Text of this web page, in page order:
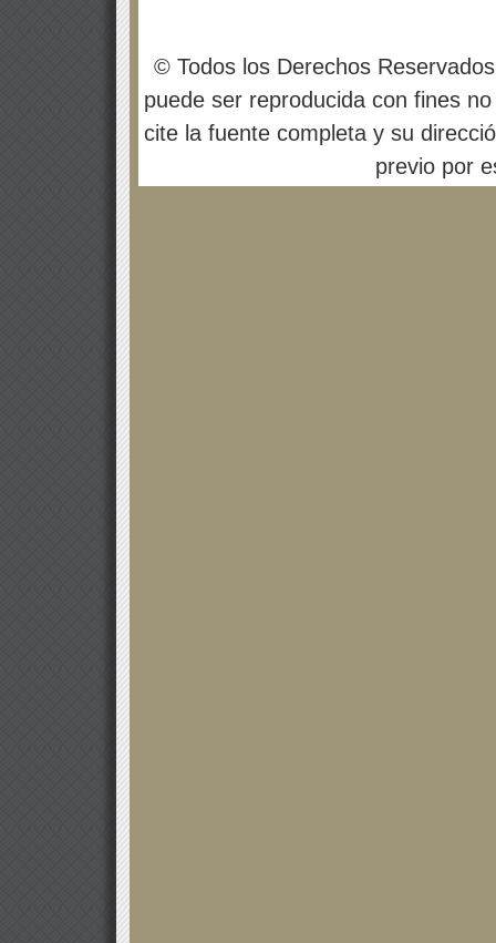
© Todos los Derechos
puede ser reproducida con fines
cite la fuente completa y su
previo por